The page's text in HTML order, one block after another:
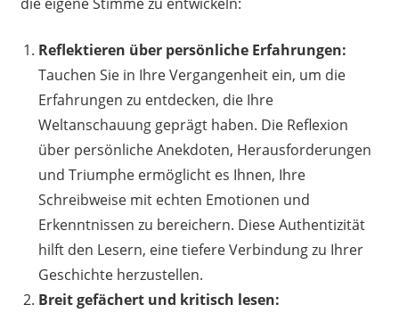
Reflektieren über persönliche Erfahrungen:
Tauchen Sie in Ihre Vergangenheit ein, um die
Erfahrungen zu entdecken, die Ihre
Weltanschauung geprägt haben. Die Reflexion
über persönliche Anekdoten, Herausforderungen
und Triumphe ermöglicht es Ihnen, Ihre
Schreibweise mit echten Emotionen und
Erkenntnissen zu bereichern. Diese Authentizität
hilft den Lesern, eine tiefere Verbindung zu Ihrer
Geschichte herzustellen.
Breit gefächert und kritisch lesen: